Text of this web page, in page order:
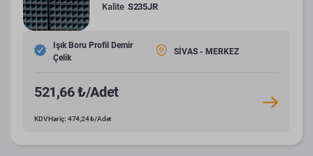
Kalite S235JR
Işık Boru Profil Demir
Çelik
SİVAS - MERKEZ
521,66 ₺/Adet
KDV Hariç: 474,24 ₺/Adet